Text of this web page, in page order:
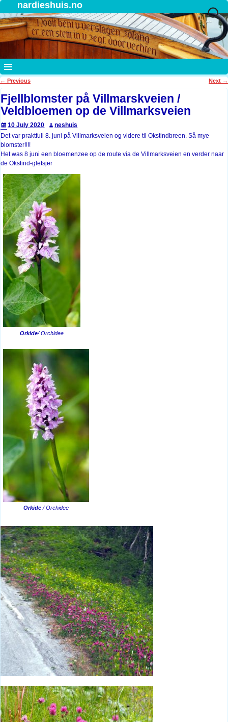
nardieshuis.no
Post navigation
← Previous Next →
Fjellblomster på Villmarskveien /
Veldbloemen op de Villmarksveien
10 July 2020
neshuis
Det var praktfull 8. juni på Villmarksveien og videre til Okstindbreen. Så mye
blomster!!!!
Het was 8 juni een bloemenzee op de route via de Villmarksveien en verder naar
de Okstind-gletsjer
Orkide/ Orchidee
Orkide / Orchidee